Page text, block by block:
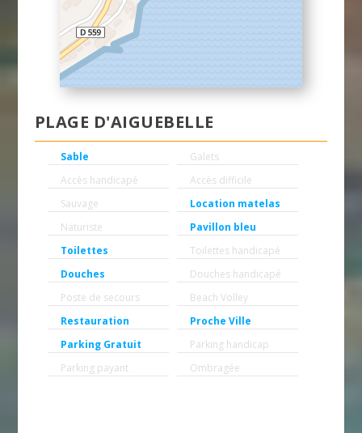
PLAGE D'AIGUEBELLE
Sable
Galets
Accès handicapé
Accès difficile
Sauvage
Location matelas
Naturiste
Pavillon bleu
Toilettes
Toilettes handicapé
Douches
Douches handicapé
Poste de secours
Beach Volley
Restauration
Proche Ville
Parking Gratuit
Parking handicap
Parking payant
Ombragée